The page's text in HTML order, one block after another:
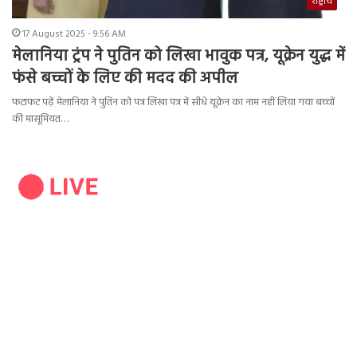
17 August 2025 - 9:56 AM
मेलानिया ट्रंप ने पुतिन को लिखा भावुक पत्र, यूक्रेन युद्ध में
फंसे बच्चों के लिए की मदद की अपील
फटाफट पढ़ें मेलानिया ने पुतिन को पत्र लिखा पत्र में सीधे यूक्रेन का नाम नहीं लिया गया बच्चों
की मासूमियत…